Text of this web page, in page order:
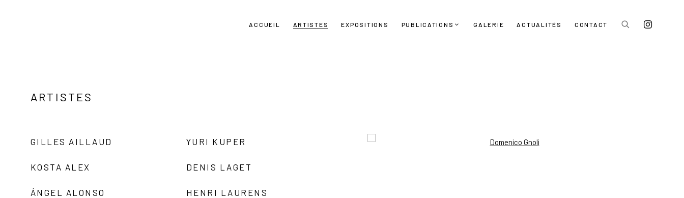
ACCUEIL ARTISTES EXPOSITIONS PUBLICATIONS GALERIE ACTUALITÉS CONTACT
ARTISTES
GILLES AILLAUD
KOSTA ALEX
ÁNGEL ALONSO
YURI KUPER
DENIS LAGET
HENRI LAURENS